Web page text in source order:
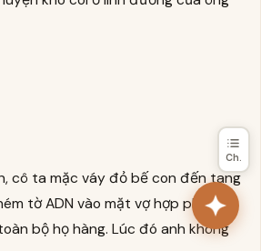
Ch.
cô ta mặc váy đỏ bế con đến tang
tờ ADN vào mặt vợ hợp pháp
bộ họ hàng. Lúc đó anh không